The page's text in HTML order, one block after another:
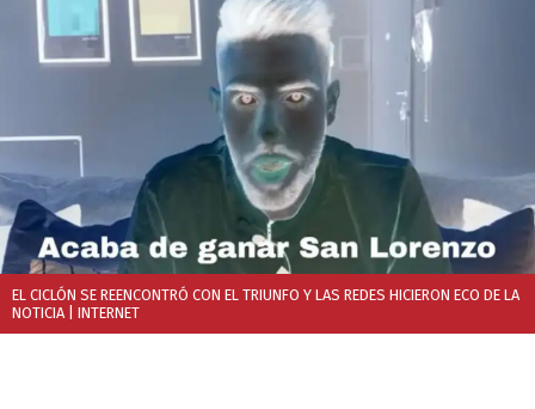
EL CICLÓN SE REENCONTRÓ CON EL TRIUNFO Y LAS REDES HICIERON ECO DE LA
NOTICIA | INTERNET